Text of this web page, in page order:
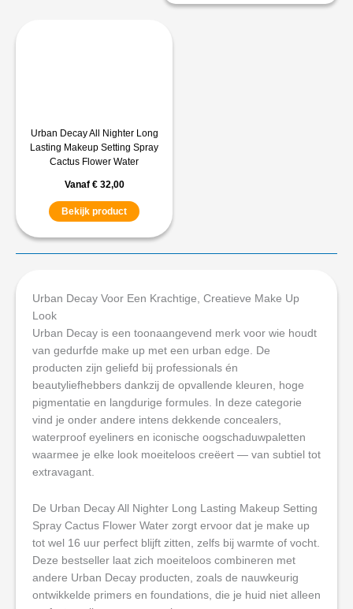
Urban Decay All Nighter Long
Lasting Makeup Setting Spray
Cactus Flower Water
Vanaf €32,00
Bekijk product
Urban Decay Voor Een Krachtige, Creatieve Make Up
Look
Urban Decay is een toonaangevend merk voor wie houdt
van gedurfde make up met een urban edge. De
producten zijn geliefd bij professionals én
beautyliefhebbers dankzij de opvallende kleuren, hoge
pigmentatie en langdurige formules. In deze categorie
vind je onder andere intens dekkende concealers,
waterproof eyeliners en iconische oogschaduwpaletten
waarmee je elke look moeiteloos creëert — van subtiel tot
extravagant.
De Urban Decay All Nighter Long Lasting Makeup Setting
Spray Cactus Flower Water zorgt ervoor dat je make up
tot wel 16 uur perfect blijft zitten, zelfs bij warmte of vocht.
Deze bestseller laat zich moeiteloos combineren met
andere Urban Decay producten, zoals de nauwkeurig
ontwikkelde primers en foundations, die je huid niet alleen